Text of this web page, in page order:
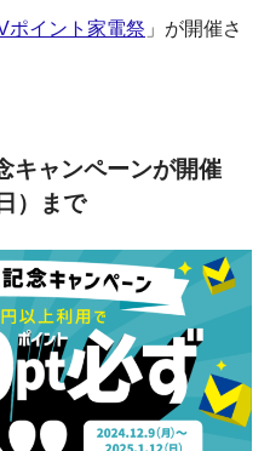
ポイント家電祭 」が開催さ
キャンペーンが開催
）まで